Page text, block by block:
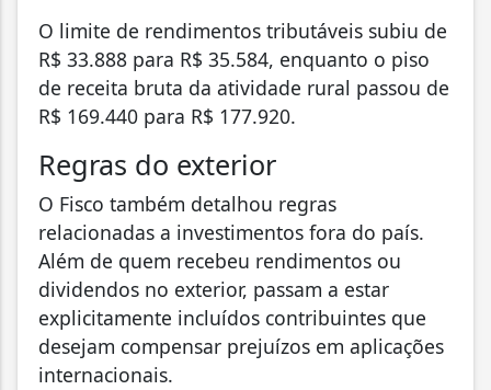
O limite de rendimentos tributáveis subiu de
R$ 33.888 para R$ 35.584, enquanto o piso
de receita bruta da atividade rural passou de
R$ 169.440 para R$ 177.920.
Regras do exterior
O Fisco também detalhou regras
relacionadas a investimentos fora do país.
Além de quem recebeu rendimentos ou
dividendos no exterior, passam a estar
explicitamente incluídos contribuintes que
desejam compensar prejuízos em aplicações
internacionais.